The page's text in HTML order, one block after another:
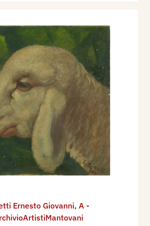
Ernesto Giovanni, A -